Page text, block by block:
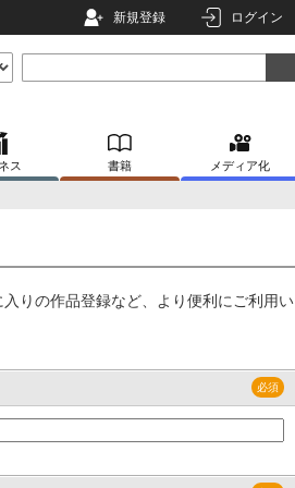
新規登録 ログイン
ス 書籍 メディア化
りの作品登録など、より便利にご利用い